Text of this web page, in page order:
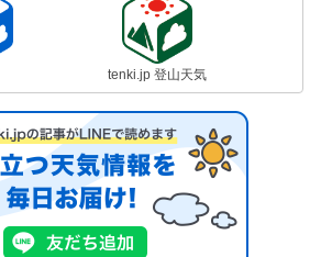
tenki.jp 登山天気